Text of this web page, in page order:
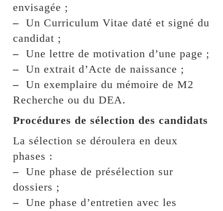
envisagée ;
– Un Curriculum Vitae daté et signé du
candidat ;
– Une lettre de motivation d’une page ;
– Un extrait d’Acte de naissance ;
– Un exemplaire du mémoire de M2
Recherche ou du DEA.
Procédures de sélection des candidats
La sélection se déroulera en deux
phases :
– Une phase de présélection sur
dossiers ;
– Une phase d’entretien avec les